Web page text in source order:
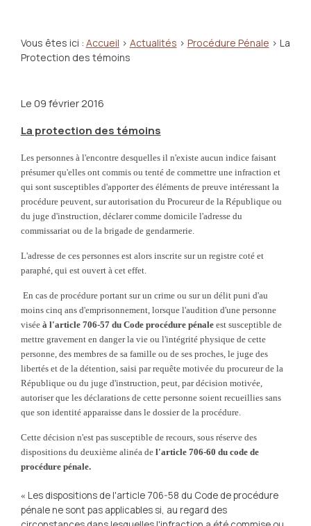
Vous êtes ici : Accueil > Actualités > Procédure Pénale > La
Protection des témoins
Le09 février 2016
La protection des témoins
Les personnes à l'encontre desquelles il n'existe aucun indice faisant
présumer qu'elles ont commis ou tenté de commettre une infraction et
qui sont susceptibles d'apporter des éléments de preuve intéressant la
procédure peuvent, sur autorisation du Procureur de la République ou
du juge d'instruction, déclarer comme domicile l'adresse du
commissariat ou de la brigade de gendarmerie.
L'adresse de ces personnes est alors inscrite sur un registre coté et
paraphé, qui est ouvert à cet effet.
En cas de procédure portant sur un crime ou sur un délit puni d'au
moins cinq ans d'emprisonnement, lorsque l'audition d'une personne
visée à l'article 706-57 du Code procédure pénaleest susceptible de
mettre gravement en danger la vie ou l'intégrité physique de cette
personne, des membres de sa famille ou de ses proches, le juge des
libertés et de la détention, saisi par requête motivée du procureur de la
République ou du juge d'instruction, peut, par décision motivée,
autoriser que les déclarations de cette personne soient recueillies sans
que son identité apparaisse dans le dossier de la procédure.
Cette décision n'est pas susceptible de recours, sous réserve des
dispositions du deuxième alinéa de l'article 706-60 du code de
procédure pénale.
« Les dispositions de l'article 706-58 du Code de procédure
pénale ne sont pas applicables si, au regard des